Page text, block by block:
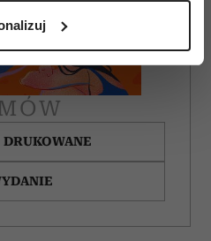
odcisk palca)
własne preferencje w
plików cookie możesz
zgodę w dowolnej chwili.
do spersonalizowania treści
społecznościowe i
Informacje o tym, jak
udostępniamy partnerom